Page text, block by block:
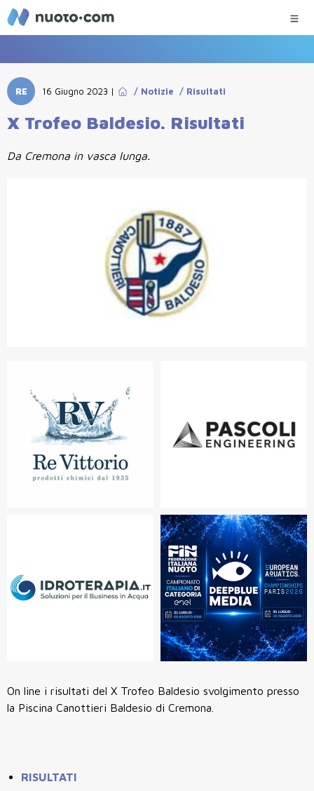
RE 16 Giugno 2023 | / Notizie / Risultati
X Trofeo Baldesio. Risultati
Da Cremona in vasca lunga.
On line i risultati del X Trofeo Baldesio svolgimento presso
la Piscina Canottieri Baldesio di Cremona.
RISULTATI